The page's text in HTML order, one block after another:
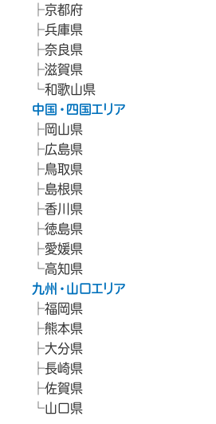
京都府
兵庫県
奈良県
滋賀県
和歌山県
中国・四国エリア
岡山県
広島県
鳥取県
島根県
香川県
徳島県
愛媛県
高知県
九州・山口エリア
福岡県
熊本県
大分県
長崎県
佐賀県
山口県